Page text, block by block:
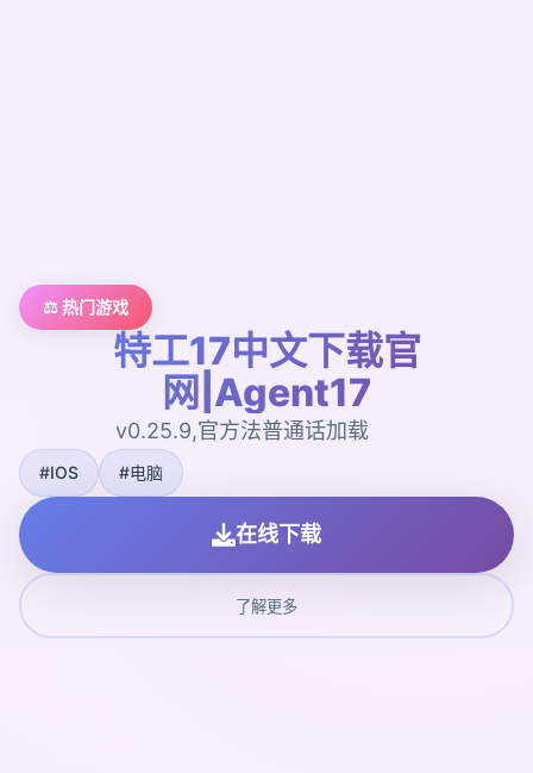
⚖️ 热门游戏
特工17中文下载官
网|Agent17
v0.25.9,官方法普通话加载
#IOS #电脑
在线下载
了解更多